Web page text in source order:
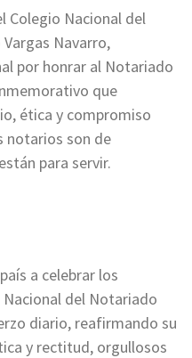
Colegio Nacional del
Navarro,
por honrar al Notariado
que
ética y compromiso
notarios son de
para servir.
a celebrar los
del Notariado
diario, reafirmando su
y rectitud, orgullosos